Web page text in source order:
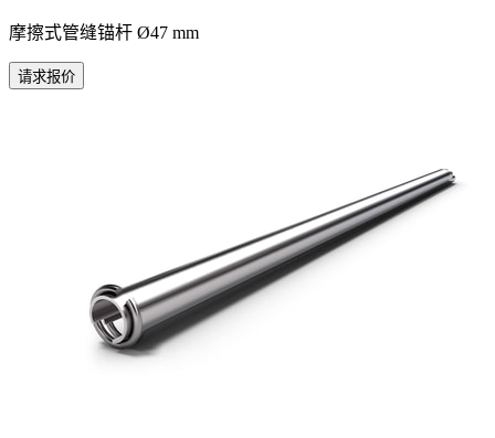
摩擦式管缝锚杆 Ø47 mm
请求报价